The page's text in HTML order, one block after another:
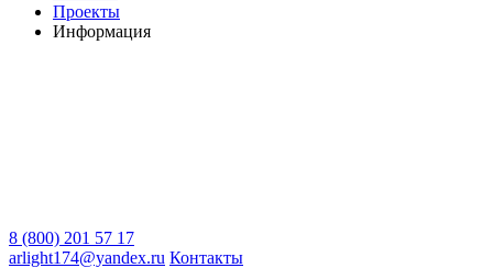
Проекты
Информация
8 (800) 201 57 17
arlight174@yandex.ru Контакты